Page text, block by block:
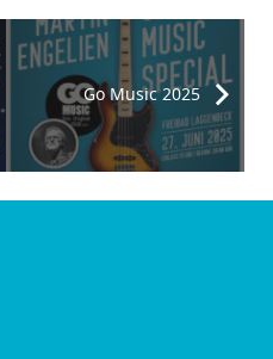
Go Music 2025